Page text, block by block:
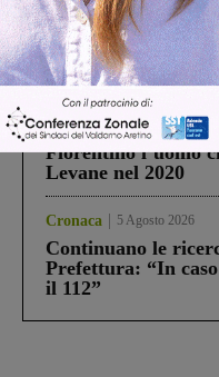
Un anno fa la
Gianni, Giulia e
processo, lo stop
Cronaca 3 Agosto 2026
Scomparso da una
Fiorentino l’uomo
Levane nel 2020
Cronaca 5 Agosto 2026
Continuano le
Prefettura: “In
il 112”